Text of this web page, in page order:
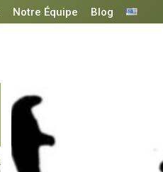
Notre Équipe Blog